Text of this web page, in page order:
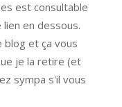
est consultable
en dessous.
blog et ça vous
je la retire (et
sympa s'il vous